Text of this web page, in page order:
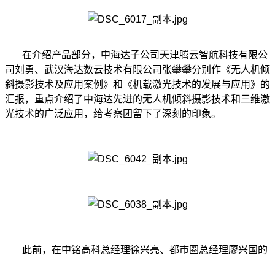
在介绍产品部分，中海达子公司天津腾云智航科技有限公
司刘勇、武汉海达数云技术有限公司张攀攀分别作《无人机倾
斜摄影技术及应用案例》和《机载激光技术的发展与应用》的
汇报，重点介绍了中海达先进的无人机倾斜摄影技术和三维激
光技术的广泛应用，给考察团留下了深刻的印象。
此前，在中铭高科总经理徐兴亮、都市圈总经理廖兴国的